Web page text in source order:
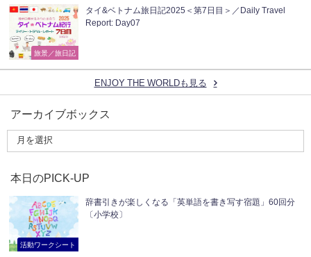
旅景／旅日記
タイ&ベトナム旅日記2025＜第7日目＞／Daily Travel
Report: Day07
ENJOY THE WORLDも見る
アーカイブボックス
本日のPICK-UP
活動ワークシート
辞書引きが楽しくなる「英単語を書き写す宿題」60回分
〔小学校〕